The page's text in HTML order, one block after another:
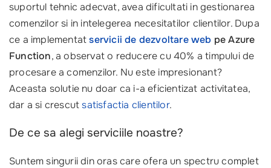
suportul tehnic adecvat, avea dificultati in gestionarea
comenzilor si in intelegerea necesitatilor clientilor. Dupa
ce a implementatservicii de dezvoltare web pe Azure
Function, a observat o reducere cu 40% a timpului de
procesare a comenzilor. Nu este impresionant?
Aceasta solutie nu doar ca i-a eficientizat activitatea,
dar a si crescutsatisfactia clientilor.
De ce sa alegi serviciile noastre?
Suntem singurii din oras care ofera un spectru complet